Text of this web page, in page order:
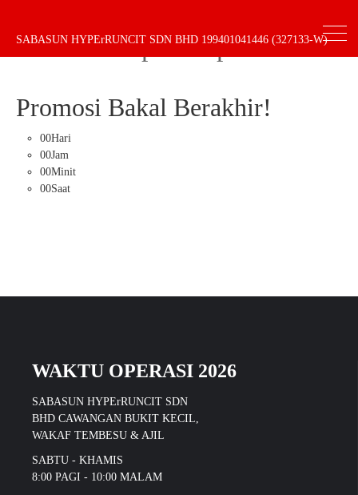
SABASUN HYPErRUNCIT SDN BHD 199401041446 (327133-W)
Promosi Super Duper
Promosi Bakal Berakhir!
00Hari
00Jam
00Minit
00Saat
WAKTU OPERASI 2026
SABASUN HYPErRUNCIT SDN
BHD CAWANGAN BUKIT KECIL,
WAKAF TEMBESU & AJIL
SABTU - KHAMIS
8:00 PAGI - 10:00 MALAM